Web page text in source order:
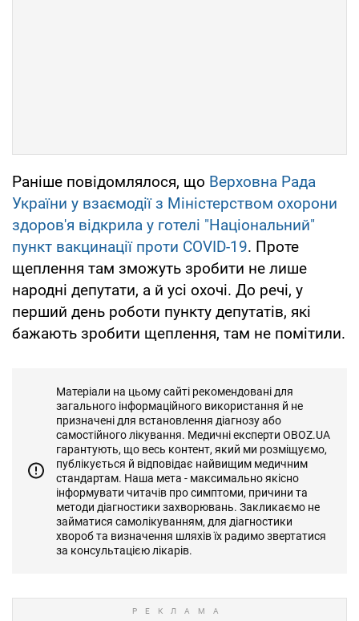
Раніше повідомлялося, що Верховна Рада
України у взаємодії з Міністерством охорони
здоров'я відкрила у готелі "Національний"
пункт вакцинації проти COVID-19. Проте
щеплення там зможуть зробити не лише
народні депутати, а й усі охочі. До речі, у
перший день роботи пункту депутатів, які
бажають зробити щеплення, там не помітили.
Матеріали на цьому сайті рекомендовані для
загального інформаційного використання й не
призначені для встановлення діагнозу або
самостійного лікування. Медичні експерти OBOZ.UA
гарантують, що весь контент, який ми розміщуємо,
публікується й відповідає найвищим медичним
стандартам. Наша мета - максимально якісно
інформувати читачів про симптоми, причини та
методи діагностики захворювань. Закликаємо не
займатися самолікуванням, для діагностики
хвороб та визначення шляхів їх радимо звертатися
за консультацією лікарів.